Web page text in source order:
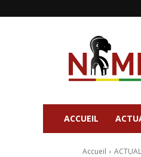
Nimba224
Site
d'information
ACCUEIL
Accueil